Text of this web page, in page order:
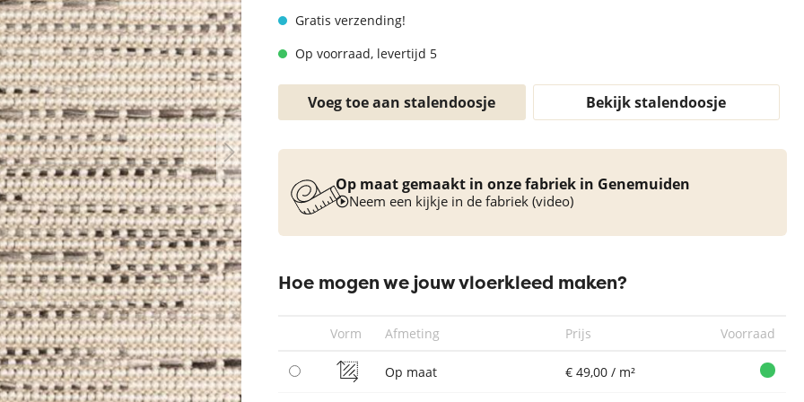
Vloerkleed turquoise
Gratis verzending!
Op voorraad, levertijd 5
Voeg toe aan stalendoosje Bekijk stalendoosje
Op maat gemaakt in onze fabriek in Genemuiden
Neem een kijkje in de fabriek (video)
Hoe mogen we jouw vloerkleed maken?
Vorm Afmeting Prijs Voorraad
Op maat € 49,00 / m²